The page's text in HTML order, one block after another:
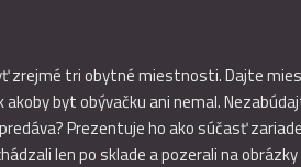
zrejmé tri obytné miestnosti. Dajte
byt obývačku ani nemal.
Prezentuje ho ako súčasť
len po sklade a pozerali na